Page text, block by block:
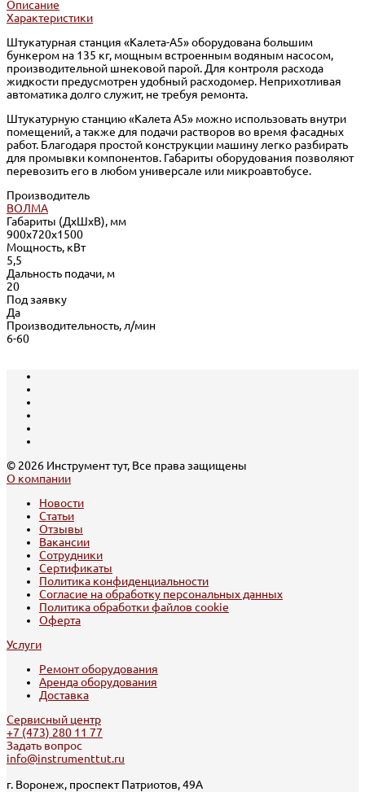
Описание
Характеристики
Штукатурная станция «Калета-А5» оборудована большим
бункером на 135 кг, мощным встроенным водяным насосом,
производительной шнековой парой. Для контроля расхода
жидкости предусмотрен удобный расходомер. Неприхотливая
автоматика долго служит, не требуя ремонта.
Штукатурную станцию «Калета А5» можно использовать внутри
помещений, а также для подачи растворов во время фасадных
работ. Благодаря простой конструкции машину легко разбирать
для промывки компонентов. Габариты оборудования позволяют
перевозить его в любом универсале или микроавтобусе.
Производитель
ВОЛМА
Габариты (ДхШхВ), мм
900х720х1500
Мощность, кВт
5,5
Дальность подачи, м
20
Под заявку
Да
Производительность, л/мин
6-60
© 2026 Инструмент тут, Все права защищены
О компании
Новости
Статьи
Отзывы
Вакансии
Сотрудники
Сертификаты
Политика конфиденциальности
Согласие на обработку персональных данных
Политика обработки файлов cookie
Оферта
Услуги
Ремонт оборудования
Аренда оборудования
Доставка
Сервисный центр
+7 (473) 280 11 77
Задать вопрос
info@instrumenttut.ru
г. Воронеж, проспект Патриотов, 49А